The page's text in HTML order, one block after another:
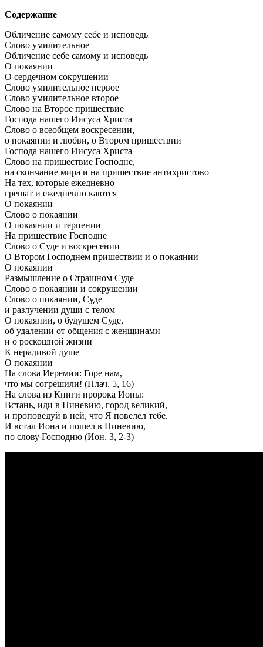
Содержание
Обличение самому себе и исповедь
Слово умилительное
Обличение себе самому и исповедь
О покаянии
О сердечном сокрушении
Слово умилительное первое
Слово умилительное второе
Слово на Второе пришествие
Господа нашего Иисуса Христа
Слово о всеобщем воскресении,
о покаянии и любви, о Втором пришествии
Господа нашего Иисуса Христа
Слово на пришествие Господне,
на скончание мира и на пришествие антихристово
На тех, которые ежедневно
грешат и ежедневно каются
О покаянии
Слово о покаянии
О покаянии и терпении
На пришествие Господне
Слово о Суде и воскресении
О Втором Господнем пришествии и о покаянии
О покаянии
Размышление о Страшном Суде
Слово о покаянии и сокрушении
Слово о покаянии, Суде
и разлучении души с телом
О покаянии, о будущем Суде,
об удалении от общения с женщинами
и о роскошной жизни
К нерадивой душе
О покаянии
На слова Иеремии: Горе нам,
что мы согрешили! (Плач. 5, 16)
На слова из Книги пророка Ионы:
Встань, иди в Ниневию, город великий,
и проповедуй в ней, что Я повелел тебе.
И встал Иона и пошел в Ниневию,
по слову Господню (Ион. 3, 2-3)